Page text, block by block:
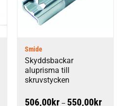
Smide
Skyddsbackar
aluprisma till
skruvstycken
506,00kr – 550,00kr